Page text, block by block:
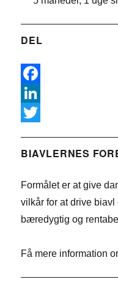
DEL
F
a
e
o
L
n
e
n
w
t
r
BIAVLERNES
Formålet er at give
vilkår for at drive
bæredygtig og
Få mere information